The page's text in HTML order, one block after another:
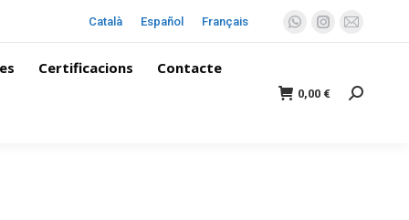
Català Español Français
Certificacions Contacte
0,00 €